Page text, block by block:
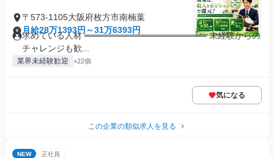
〒573-1105大阪府枚方市南楠葉
月給28万1393円～31万6393円
求めている人材 ════════════════════ 未経験からの
チャレンジも歓...
業界未経験歓迎 +22個
気になる
この企業の類似求人を見る
NEW 正社員